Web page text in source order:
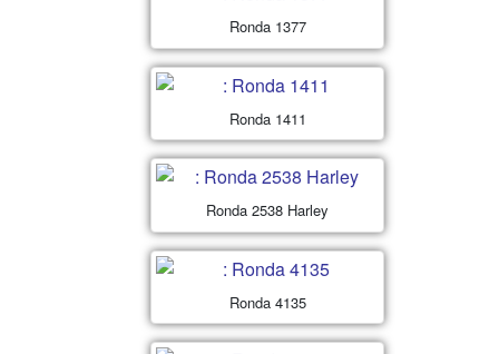
Ronda 1377
Ronda 1411
Ronda 2538 Harley
Ronda 4135